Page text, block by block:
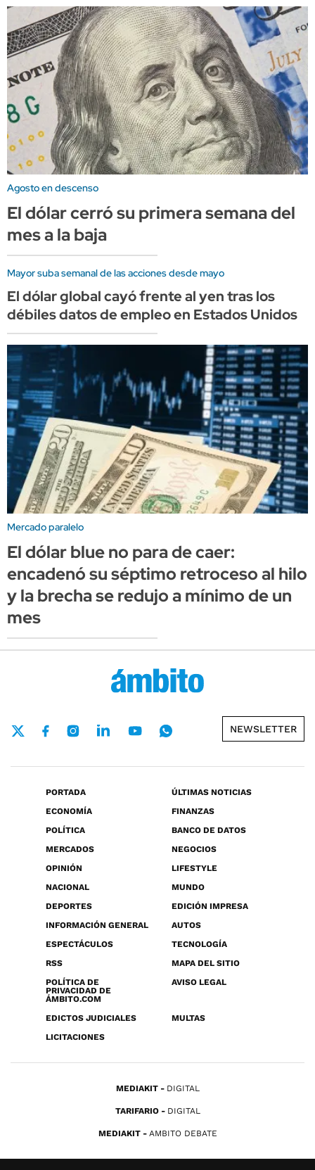
Agosto en descenso
El dólar cerró su primera semana del
mes a la baja
Mayor suba semanal de las acciones desde mayo
El dólar global cayó frente al yen tras los
débiles datos de empleo en Estados Unidos
Mercado paralelo
El dólar blue no para de caer:
encadenó su séptimo retroceso al hilo
y la brecha se redujo a mínimo de un
mes
NEWSLETTER
PORTADA
ÚLTIMAS NOTICIAS
ECONOMÍA
FINANZAS
POLÍTICA
BANCO DE DATOS
MERCADOS
NEGOCIOS
OPINIÓN
LIFESTYLE
NACIONAL
MUNDO
DEPORTES
EDICIÓN IMPRESA
INFORMACIÓN GENERAL
AUTOS
ESPECTÁCULOS
TECNOLOGÍA
RSS
MAPA DEL SITIO
POLÍTICA DE
PRIVACIDAD DE
ÁMBITO.COM
AVISO LEGAL
EDICTOS JUDICIALES
MULTAS
LICITACIONES
MEDIAKIT DIGITAL
TARIFARIO DIGITAL
MEDIAKIT AMBITO DEBATE